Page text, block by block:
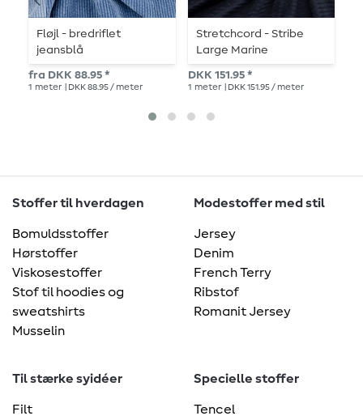
Fløjl - bredriflet
jeansblå
fra DKK 88.95 *
1 meter | DKK 88.95 / meter
Stretchcord - Stribe
Large Marine
DKK 151.95 *
1 meter | DKK 151.95 / meter
Stoffer til hverdagen
Bomuldsstoffer
Hørstoffer
Viskosestoffer
Stof til hoodies og
sweatshirts
Musselin
Modestoffer med stil
Jersey
Denim
French Terry
Ribstof
Romanit Jersey
Til stærke syidéer
Filt
Specielle stoffer
Tencel